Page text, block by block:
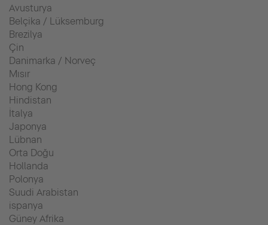
Avusturya
Belçika / Lüksemburg
Brezilya
Çin
Danimarka / Norveç
Mısır
Hong Kong
Hindistan
İtalya
Japonya
Lübnan
Orta Doğu
Hollanda
Polonya
Suudi Arabistan
ispanya
Güney Afrika